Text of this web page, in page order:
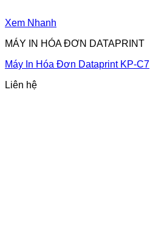
Xem Nhanh
MÁY IN HÓA ĐƠN DATAPRINT
Máy In Hóa Đơn Dataprint KP-C7
Liên hệ